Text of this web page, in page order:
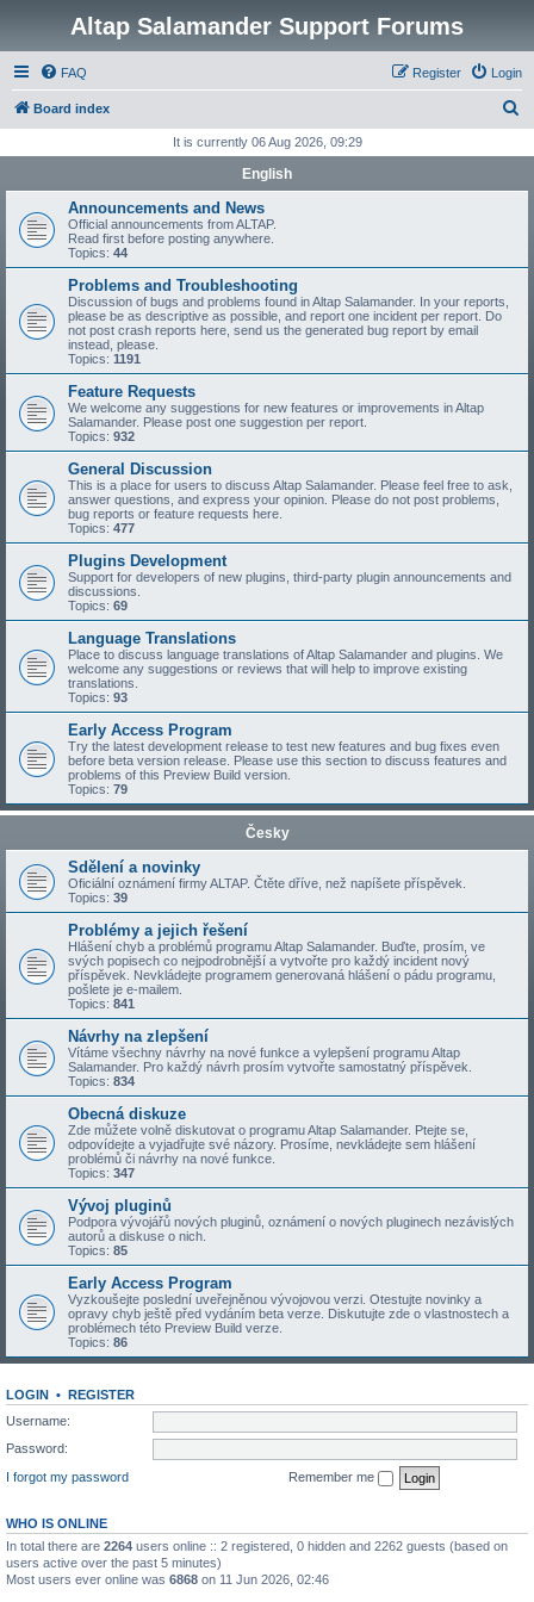
Altap Salamander Support Forums
FAQ Login
Register
Board index
r
It is currently 06 Aug 2026, 09:29
English
Announcements and News
Official announcements from ALTAP.
Read first before posting anywhere.
Topics: 44
Problems and Troubleshooting
Discussion of bugs and problems found in Altap Salamander. In your reports,
please be as descriptive as possible, and report one incident per report. Do
not post crash reports here, send us the generated bug report by email
instead, please.
Topics: 1191
Feature Requests
We welcome any suggestions for new features or improvements in Altap
Salamander. Please post one suggestion per report.
Topics: 932
General Discussion
This is a place for users to discuss Altap Salamander. Please feel free to ask,
answer questions, and express your opinion. Please do not post problems,
bug reports or feature requests here.
Topics: 477
Plugins Development
Support for developers of new plugins, third-party plugin announcements and
discussions.
Topics: 69
Language Translations
Place to discuss language translations of Altap Salamander and plugins. We
welcome any suggestions or reviews that will help to improve existing
translations.
Topics: 93
Early Access Program
Try the latest development release to test new features and bug fixes even
before beta version release. Please use this section to discuss features and
problems of this Preview Build version.
Topics: 79
Česky
Sdělení a novinky
Oficiální oznámení firmy ALTAP. Čtěte dříve, než napíšete příspěvek.
Topics: 39
Problémy a jejich řešení
Hlášení chyb a problémů programu Altap Salamander. Buďte, prosím, ve
svých popisech co nejpodrobnější a vytvořte pro každý incident nový
příspěvek. Nevkládejte programem generovaná hlášení o pádu programu,
pošlete je e-mailem.
Topics: 841
Návrhy na zlepšení
Vítáme všechny návrhy na nové funkce a vylepšení programu Altap
Salamander. Pro každý návrh prosím vytvořte samostatný příspěvek.
Topics: 834
Obecná diskuze
Zde můžete volně diskutovat o programu Altap Salamander. Ptejte se,
odpovídejte a vyjadřujte své názory. Prosíme, nevkládejte sem hlášení
problémů či návrhy na nové funkce.
Topics: 347
Vývoj pluginů
Podpora vývojářů nových pluginů, oznámení o nových pluginech nezávislých
autorů a diskuse o nich.
Topics: 85
Early Access Program
Vyzkoušejte poslední uveřejněnou vývojovou verzi. Otestujte novinky a
opravy chyb ještě před vydáním beta verze. Diskutujte zde o vlastnostech a
problémech této Preview Build verze.
Topics: 86
LOGIN • REGISTER
Username:
Password:
I forgot my password
Remember me
WHO IS ONLINE
In total there are 2264 users online :: 2 registered, 0 hidden and 2262 guests (based on
users active over the past 5 minutes)
Most users ever online was 6868 on 11 Jun 2026, 02:46